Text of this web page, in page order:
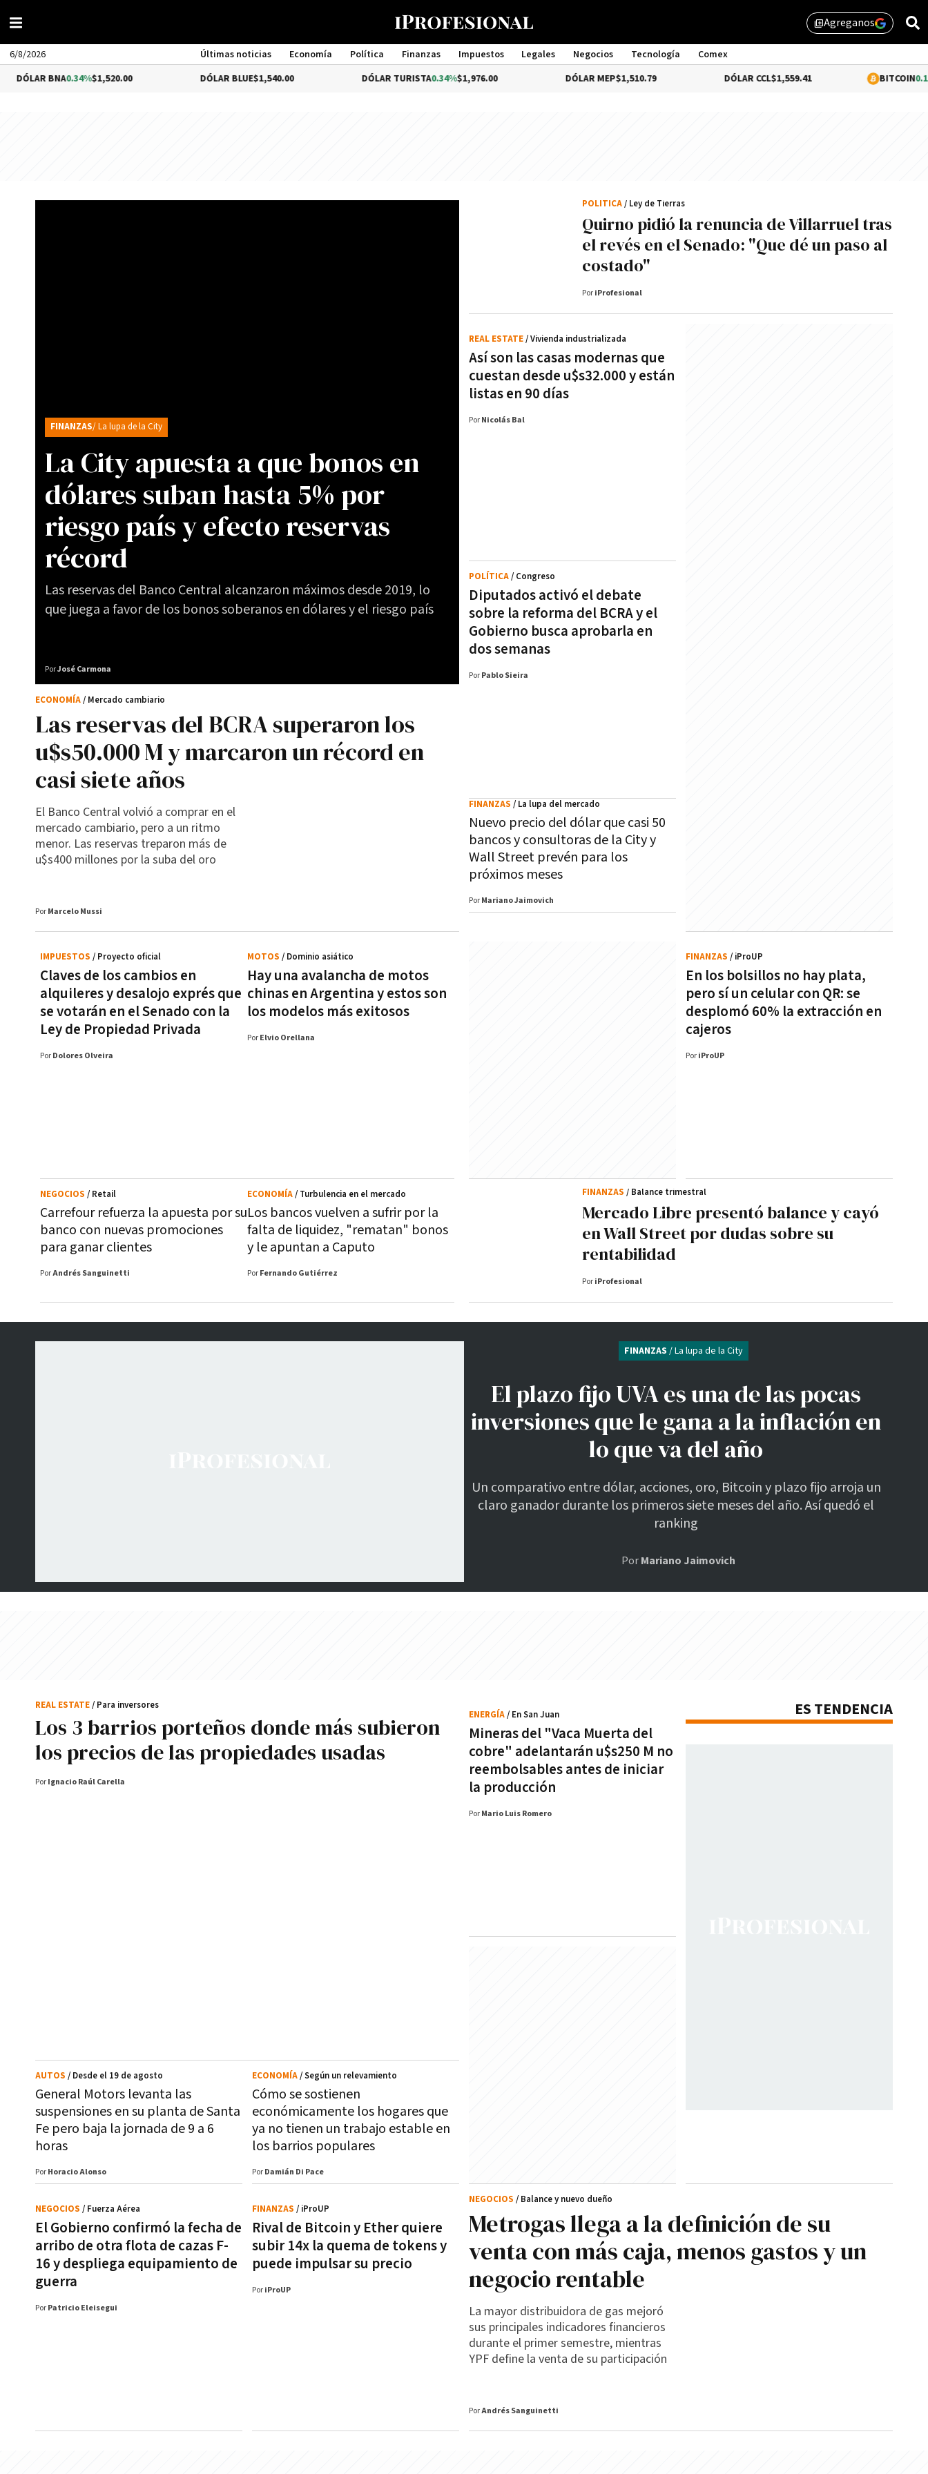
library_addAgreganos
6/8/2026 Últimas noticias Economía Política Finanzas Impuestos Legales Negocios Tecnología
Comex
Management
BNA0.34%$1,520.00 DÓLAR BLUE$1,540.00 DÓLAR TURISTA0.34%$1,976.00 DÓLAR MEP$1,510.79 DÓLAR CCL$1,559.41 BITCOIN0.16%
La City apuesta a que bonos en
dólares suban hasta 5% por
riesgo país y efecto reservas
récord
Las reservas del Banco Central alcanzaron máximos desde 2019, lo
que juega a favor de los bonos soberanos en dólares y el riesgo país
FINANZAS/ La lupa de la City
PorJosé Carmona
Las reservas del BCRA superaron los
u$s50.000 M y marcaron un récord en
casi siete años
El Banco Central volvió a comprar en el
mercado cambiario, pero a un ritmo
menor. Las reservas treparon más de
u$s400 millones por la suba del oro
ECONOMÍA/ Mercado cambiario
Por Marcelo Mussi
Así son las casas modernas que
cuestan desde u$s32.000 y están
listas en 90 días
REAL ESTATE/ Vivienda industrializada
Por Nicolás Bal
Diputados activó el debate
sobre la reforma del BCRA y el
Gobierno busca aprobarla en
dos semanas
POLÍTICA/ Congreso
Por Pablo Sieira
Nuevo precio del dólar que casi 50
bancos y consultoras de la City y
Wall Street prevén para los
próximos meses
FINANZAS / La lupa del mercado
Por Mariano Jaimovich
Quirno pidió la renuncia de Villarruel tras
el revés en el Senado: "Que dé un paso al
costado"
POLÍTICA/ Ley de Tierras
Por iProfesional
Claves de los cambios en
alquileres y desalojo exprés que
se votarán en el Senado con la
Ley de Propiedad Privada
IMPUESTOS / Proyecto oficial
Por Dolores Olveira
Hay una avalancha de motos
chinas en Argentina y estos son
los modelos más exitosos
MOTOS / Dominio asiático
Por Elvio Orellana
Carrefour refuerza la apuesta por su
banco con nuevas promociones
para ganar clientes
NEGOCIOS / Retail
PorAndrés Sanguinetti
Los bancos vuelven a sufrir por la
falta de liquidez, "rematan" bonos
y le apuntan a Caputo
ECONOMÍA/ Turbulencia en el mercado
Por Fernando Gutiérrez
En los bolsillos no hay plata,
pero sí un celular con QR: se
desplomó 60% la extracción en
cajeros
FINANZAS / iProUP
Por iProUP
Mercado Libre presentó balance y cayó
en Wall Street por dudas sobre su
rentabilidad
FINANZAS / Balance trimestral
Por iProfesional
El plazo fijo UVA es una de las pocas
inversiones que le gana a la inflación en
lo que va del año
FINANZAS / La lupa de la City
Un comparativo entre dólar, acciones, oro, Bitcoin y plazo fijo arroja un
claro ganador durante los primeros siete meses del año. Así quedó el
ranking
PorMariano Jaimovich
Los 3 barrios porteños donde más subieron
los precios de las propiedades usadas
REAL ESTATE/ Para inversores
Por Ignacio Raúl Carella
General Motors levanta las
suspensiones en su planta de Santa
Fe pero baja la jornada de 9 a 6
horas
AUTOS / Desde el 19 de agosto
Por Horacio Alonso
Cómo se sostienen
económicamente los hogares que
ya no tienen un trabajo estable en
los barrios populares
ECONOMÍA/ Según un relevamiento
Por Damián Di Pace
Mineras del "Vaca Muerta del
cobre" adelantarán u$s250 M no
reembolsables antes de iniciar
la producción
ENERGÍA/ En San Juan
Por Mario Luis Romero
ES TENDENCIA
El Gobierno confirmó la fecha de
arribo de otra flota de cazas F-
16 y despliega equipamiento de
guerra
NEGOCIOS / Fuerza Aérea
Por Patricio Eleisegui
Rival de Bitcoin y Ether quiere
subir 14x la quema de tokens y
puede impulsar su precio
FINANZAS / iProUP
Por iProUP
Metrogas llega a la definición de su
venta con más caja, menos gastos y un
negocio rentable
La mayor distribuidora de gas mejoró
sus principales indicadores financieros
durante el primer semestre, mientras
YPF define la venta de su participación
NEGOCIOS / Balance y nuevo dueño
PorAndrés Sanguinetti